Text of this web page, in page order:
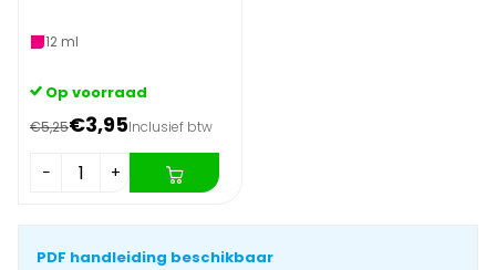
12 ml
Op voorraad
€5,25€3,95Inclusief btw
− +
PDF handleiding beschikbaar